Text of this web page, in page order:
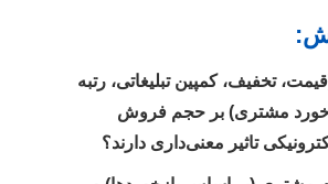
تخفیف، کمپین تبلیغاتی، رتبه
مشتری) بر حجم فروش
تاثیر معنی‌داری دارند؟